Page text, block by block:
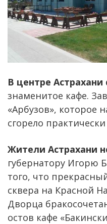
В центре Астрахани
знаменитое кафе.
«Арбузов», которое
сгорело
Жители Астрахани
губернатору Игорю
того, что
сквера на Красной
Дворца
остов кафе